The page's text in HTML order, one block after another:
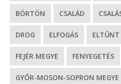
BÖRTÖN CSALÁD
DROG ELFOGÁS ELTŰNT
FEJÉR MEGYE FENYEGETÉS
GYŐR-MOSON-SOPRON MEGYE